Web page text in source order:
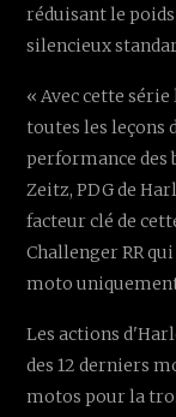
réduisant le
silencieux
« Avec cette
toutes les leçons
performance des
Zeitz, PDG de
facteur clé de
Challenger RR
moto
Les actions
des 12 derniers
motos pour la